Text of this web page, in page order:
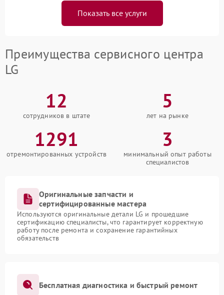
Показать все услуги
Преимущества сервисного центра
LG
12
сотрудников в штате
5
лет на рынке
1291
отремонтированных устройств
3
минимальный опыт работы
специалистов
Оригинальные запчасти и
сертифицированные мастера
Используются оригинальные детали LG и прошедшие
сертификацию специалисты, что гарантирует корректную
работу после ремонта и сохранение гарантийных
обязательств
Бесплатная диагностика и быстрый ремонт